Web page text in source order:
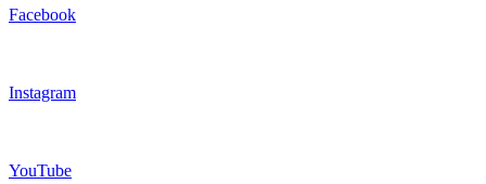
Facebook
Instagram
YouTube